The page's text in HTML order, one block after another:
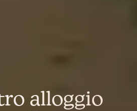
alloggio